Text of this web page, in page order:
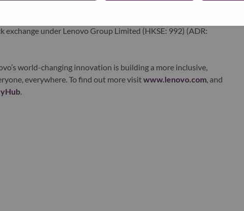
Lenovo’s continued investment in world-changing
and smarter future for everyone, everywhere.
exchange under Lenovo Group Limited (HKSE: 992) (ADR:
world-changing innovation is building a more inclusive,
everywhere. To find out more visitwww.lenovo.com, and
.